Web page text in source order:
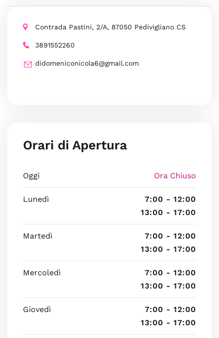
Contrada Pastini, 2/A, 87050 Pedivigliano CS
3891552260
didomeniconicola6@gmail.com
Orari di Apertura
Oggi Ora Chiuso
Lunedì
7:00 - 12:00
13:00 - 17:00
Martedì
7:00 - 12:00
13:00 - 17:00
Mercoledì
7:00 - 12:00
13:00 - 17:00
Giovedì
7:00 - 12:00
13:00 - 17:00